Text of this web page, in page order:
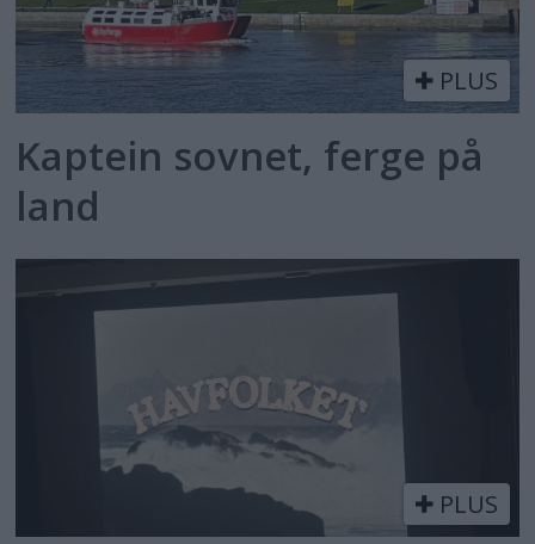
PLUS
Kaptein sovnet, ferge på
land
PLUS